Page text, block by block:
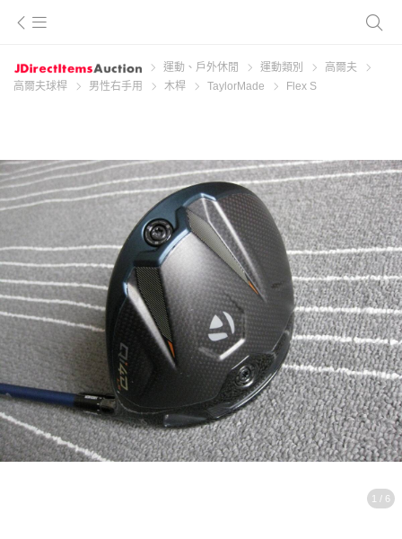
運動、戶外休閒 運動類別
高爾夫
高爾夫球桿
男性右手用 木桿 TaylorMade Flex S
1 / 6